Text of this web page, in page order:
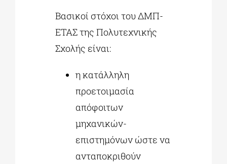
Βασικοί στόχοι του ΔΜΠ-
ΕΤΑΣ της Πολυτεχνικής
Σχολής είναι:
η κατάλληλη
προετοιμασία
απόφοιτων
μηχανικών-
επιστημόνων ώστε να
ανταποκριθούν